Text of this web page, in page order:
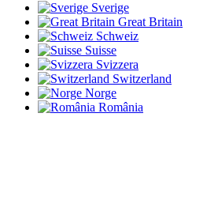
Sverige
Great Britain
Schweiz
Suisse
Svizzera
Switzerland
Norge
România